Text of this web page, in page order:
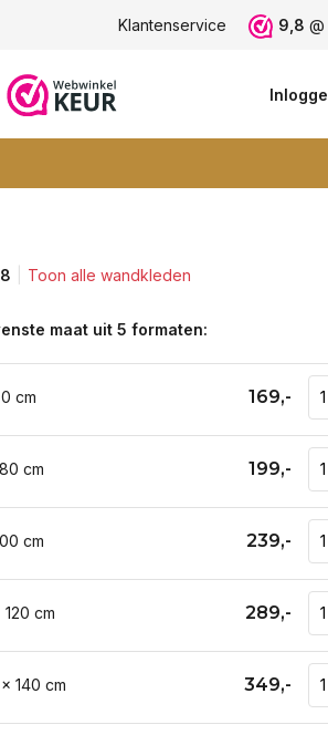
Vele blije klanten -klantbeoordeling
Klantenservice 9,8 @
Toon alle wandkleden
maat uit 5 formaten:
cm 169,-
cm 199,-
cm 239,-
cm 289,-
140 cm 349,-